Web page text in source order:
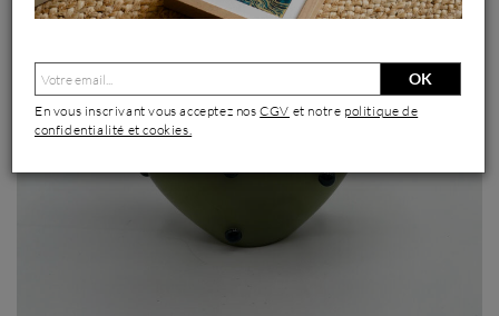
OK
En vous inscrivant vous acceptez nosCGV et notre politique de
confidentialité et cookies.